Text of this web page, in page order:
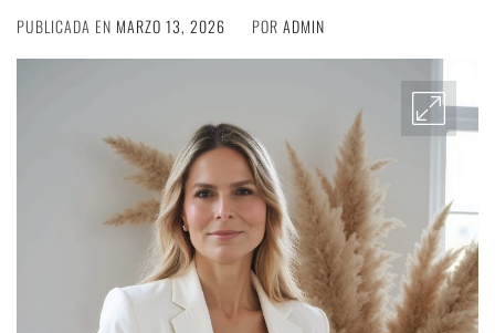
PUBLICADA EN MARZO 13, 2026 POR ADMIN